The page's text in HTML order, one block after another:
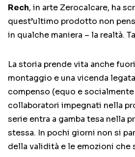
Rech, in arte Zerocalcare, ha
quest’ultimo prodotto non
in qualche maniera – la realtà.
La storia prende vita anche
montaggio e una vicenda
compenso (equo e
collaboratori impegnati nella
serie entra a gamba tesa nella
stessa. In pochi giorni non si
della validità e le emozioni che